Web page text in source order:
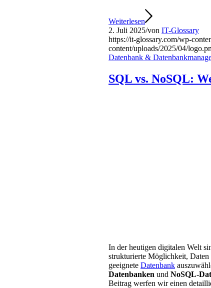
Weiterlesen
2. Juli 2025/von IT-Glossary
https://it-glossary.com/wp-
content/uploads/2025/04/
Datenbank &
SQL vs. NoSQL:
In der heutigen digitalen Welt
strukturierte Möglichkeit, Daten
geeignete Datenbank
Datenbanken und NoSQL-
Beitrag werfen wir einen